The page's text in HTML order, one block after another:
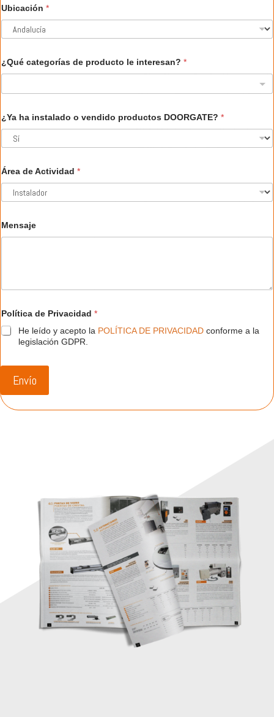
Ubicación *
¿Qué categorías de producto le interesan? *
¿Ya ha instalado o vendido productos DOORGATE? *
Área de Actividad *
Mensaje
o
l
í
c
*
Política de Privacidad *
He leído y acepto la POLÍTICA DE PRIVACIDAD conforme a la
legislación GDPR.
Envío